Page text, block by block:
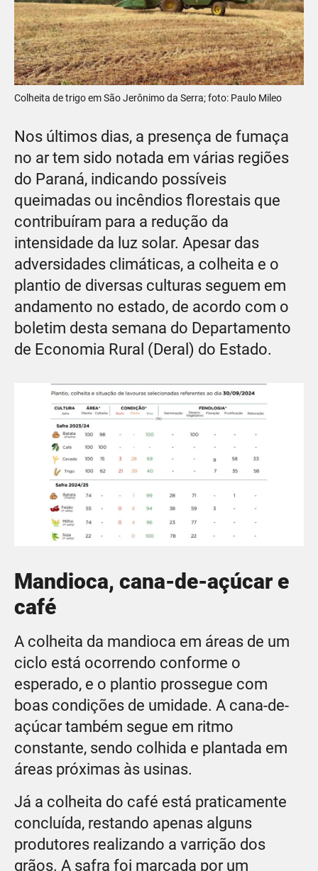
Colheita de trigo em São Jerônimo da Serra; foto: Paulo Mileo
Nos últimos dias, a presença de fumaça
no ar tem sido notada em várias regiões
do Paraná, indicando possíveis
queimadas ou incêndios florestais que
contribuíram para a redução da
intensidade da luz solar. Apesar das
adversidades climáticas, a colheita e o
plantio de diversas culturas seguem em
andamento no estado, de acordo com o
boletim desta semana do Departamento
de Economia Rural (Deral) do Estado.
Mandioca, cana-de-açúcar e
café
A colheita da mandioca em áreas de um
ciclo está ocorrendo conforme o
esperado, e o plantio prossegue com
boas condições de umidade. A cana-de-
açúcar também segue em ritmo
constante, sendo colhida e plantada em
áreas próximas às usinas.
Já a colheita do café está praticamente
concluída, restando apenas alguns
produtores realizando a varrição dos
grãos. A safra foi marcada por um